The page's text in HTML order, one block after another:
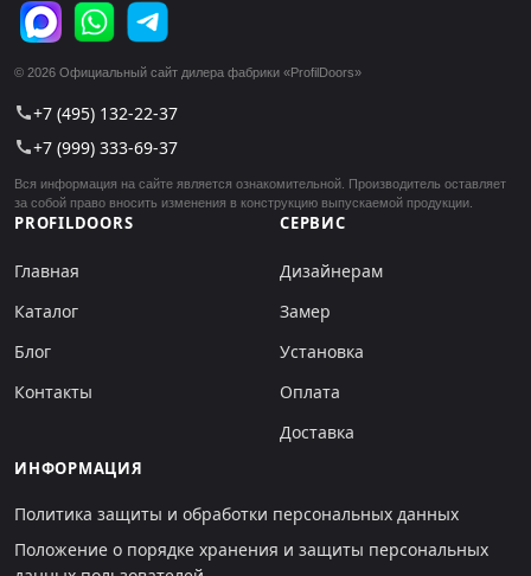
© 2026 Официальный сайт дилера фабрики «ProfilDoors»
call+7 (495) 132-22-37
call+7 (999) 333-69-37
Вся информация на сайте является ознакомительной. Производитель оставляет
за собой право вносить изменения в конструкцию выпускаемой продукции.
PROFILDOORS
Главная
Каталог
Блог
Контакты
СЕРВИС
Дизайнерам
Замер
Установка
Оплата
Доставка
ИНФОРМАЦИЯ
Политика защиты и обработки персональных данных
Положение о порядке хранения и защиты персональных